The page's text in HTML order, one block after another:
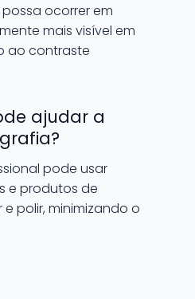
ocorrer em
mais visível em
ao contraste
ajudar a
pode usar
e produtos de
polir, minimizando o